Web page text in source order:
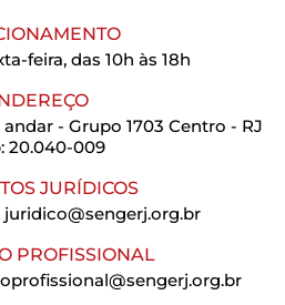
feira, das 10h às 18h
andar - Grupo 1703 Centro - RJ
20.040-009
JURÍDICOS
juridico@sengerj.org.br
PROFISSIONAL